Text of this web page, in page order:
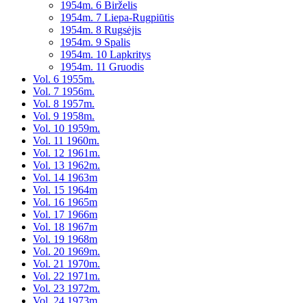
1954m. 6 Birželis
1954m. 7 Liepa-Rugpiūtis
1954m. 8 Rugsėjis
1954m. 9 Spalis
1954m. 10 Lapkritys
1954m. 11 Gruodis
Vol. 6 1955m.
Vol. 7 1956m.
Vol. 8 1957m.
Vol. 9 1958m.
Vol. 10 1959m.
Vol. 11 1960m.
Vol. 12 1961m.
Vol. 13 1962m.
Vol. 14 1963m
Vol. 15 1964m
Vol. 16 1965m
Vol. 17 1966m
Vol. 18 1967m
Vol. 19 1968m
Vol. 20 1969m.
Vol. 21 1970m.
Vol. 22 1971m.
Vol. 23 1972m.